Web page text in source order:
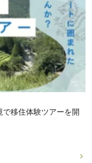
で移住体験ツアーを開